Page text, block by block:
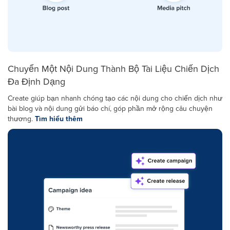
Chuyển Một Nội Dung Thành Bộ Tài Liệu Chiến Dịch
Đa Định Dạng
Create giúp bạn nhanh chóng tạo các nội dung cho chiến dịch như
bài blog và nội dung gửi báo chí, góp phần mở rộng câu chuyện
thương. Tìm hiểu thêm